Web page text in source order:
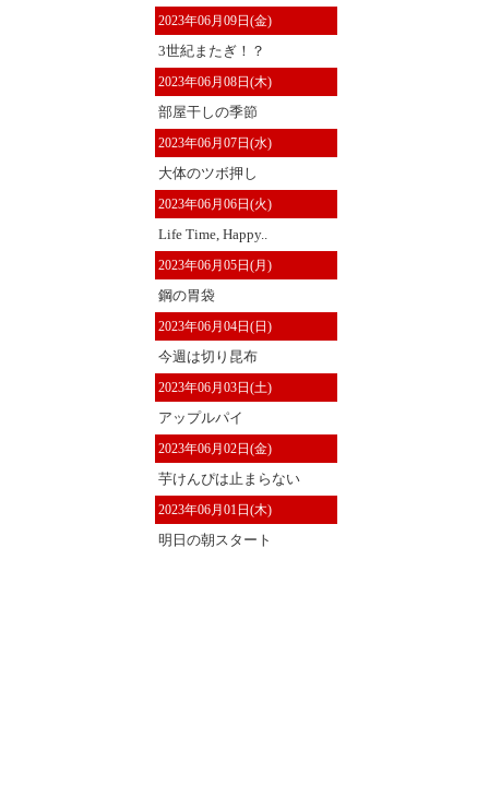
2023年06月09日(金)
3世紀またぎ！？
2023年06月08日(木)
部屋干しの季節
2023年06月07日(水)
大体のツボ押し
2023年06月06日(火)
Life Time, Happy..
2023年06月05日(月)
鋼の胃袋
2023年06月04日(日)
今週は切り昆布
2023年06月03日(土)
アップルパイ
2023年06月02日(金)
芋けんぴは止まらない
2023年06月01日(木)
明日の朝スタート